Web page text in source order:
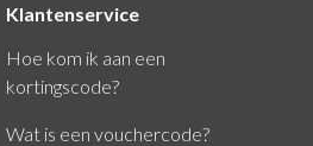
Klantenservice
Hoe kom ik aan een
kortingscode?
Wat is een vouchercode?